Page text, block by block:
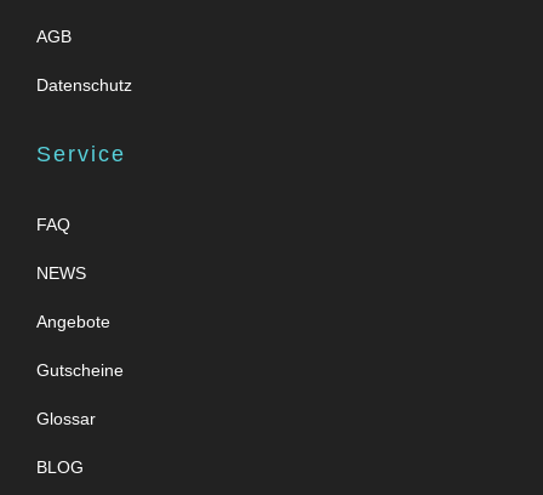
AGB
Datenschutz
Service
FAQ
NEWS
Angebote
Gutscheine
Glossar
BLOG